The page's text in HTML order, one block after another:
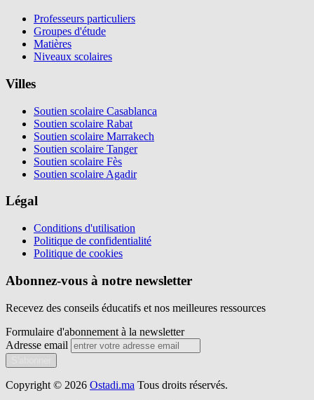
Professeurs particuliers
Groupes d'étude
Matières
Niveaux scolaires
Villes
Soutien scolaire Casablanca
Soutien scolaire Rabat
Soutien scolaire Marrakech
Soutien scolaire Tanger
Soutien scolaire Fès
Soutien scolaire Agadir
Légal
Conditions d'utilisation
Politique de confidentialité
Politique de cookies
Abonnez-vous à notre newsletter
Recevez des conseils éducatifs et nos meilleures ressources
Formulaire d'abonnement à la newsletter
Adresse email
Copyright © 2026 Ostadi.ma Tous droits réservés.